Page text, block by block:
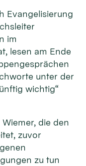
Evangelisierung
im
lesen am Ende
unter der
wichtig“
die den
zuvor
zu tun